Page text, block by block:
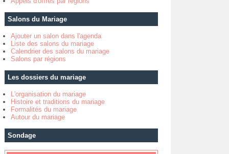
Salons du Mariage
Ajouter un salon dans l'agenda
Liste des salons du mariage
Calendrier des salons du mariage
Salons par régions
Les dossiers du mariage
L'organisation du mariage
Histoire et traditions du mariage
Formalités du mariage
Autour du mariage
Sondage